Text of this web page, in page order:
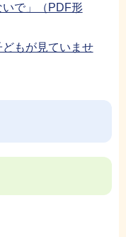
で」（PDF形
もが見ていませ